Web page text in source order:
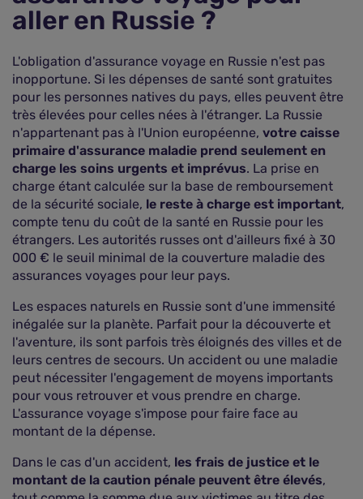
aller en Russie ?
L'obligation d'assurance voyage en Russie n'est pas
inopportune. Si les dépenses de santé sont gratuites
pour les personnes natives du pays, elles peuvent être
très élevées pour celles nées à l'étranger. La Russie
n'appartenant pas à l'Union européenne, votre caisse
primaire d'assurance maladie prend seulement en
charge les soins urgents et imprévus. La prise en
charge étant calculée sur la base de remboursement
de la sécurité sociale, le reste à charge est important,
compte tenu du coût de la santé en Russie pour les
étrangers. Les autorités russes ont d'ailleurs fixé à 30
000 € le seuil minimal de la couverture maladie des
assurances voyages pour leur pays.
Les espaces naturels en Russie sont d'une immensité
inégalée sur la planète. Parfait pour la découverte et
l'aventure, ils sont parfois très éloignés des villes et de
leurs centres de secours. Un accident ou une maladie
peut nécessiter l'engagement de moyens importants
pour vous retrouver et vous prendre en charge.
L'assurance voyage s'impose pour faire face au
montant de la dépense.
Dans le cas d'un accident, les frais de justice et le
montant de la caution pénale peuvent être élevés,